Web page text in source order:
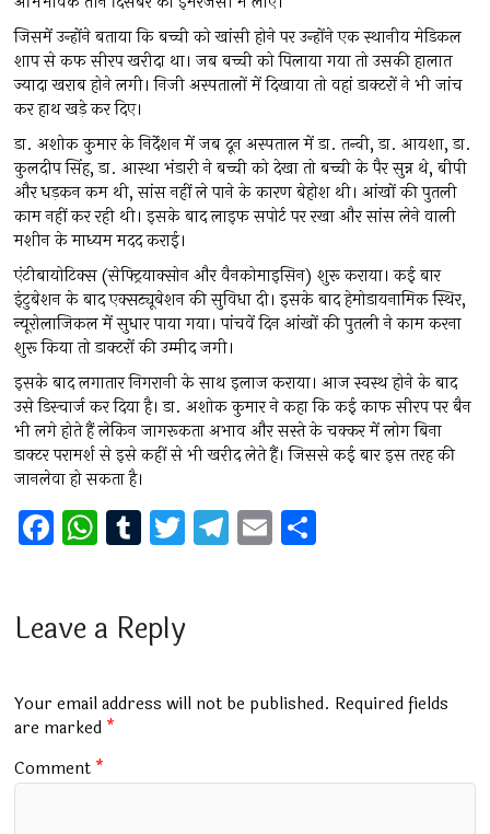
जिसमें उन्होंने बताया कि बच्ची को खांसी होने पर उन्होंने एक स्थानीय मेडिकल
शाप से कफ सीरप खरीदा था। जब बच्ची को पिलाया गया तो उसकी हालात
ज्यादा खराब होने लगी। निजी अस्पतालों में दिखाया तो वहां डाक्टरों ने भी जांच
कर हाथ खड़े कर दिए।
डा. अशोक कुमार के निर्देशन में जब दून अस्पताल में डा. तन्वी, डा. आयशा, डा.
कुलदीप सिंह, डा. आस्था भंडारी ने बच्ची को देखा तो बच्ची के पैर सुन्न थे, बीपी
और धड़कन कम थी, सांस नहीं ले पाने के कारण बेहोश थी। आंखों की पुतली
काम नहीं कर रही थी। इसके बाद लाइफ सपोर्ट पर रखा और सांस लेने वाली
मशीन के माध्यम मदद कराई।
एंटीबायोटिक्स (सेफ्ट्रियाक्सोन और वैनकोमाइसिन) शुरू कराया। कई बार
इंटुबेशन के बाद एक्सट्यूबेशन की सुविधा दी। इसके बाद हेमोडायनामिक स्थिर,
न्यूरोलाजिकल में सुधार पाया गया। पांचवें दिन आंखों की पुतली ने काम करना
शुरू किया तो डाक्टरों की उम्मीद जगी।
इसके बाद लगातार निगरानी के साथ इलाज कराया। आज स्वस्थ होने के बाद
उसे डिस्चार्ज कर दिया है। डा. अशोक कुमार ने कहा कि कई काफ सीरप पर बैन
भी लगे होते हैं लेकिन जागरूकता अभाव और सस्ते के चक्कर में लोग बिना
डाक्टर परामर्श से इसे कहीं से भी खरीद लेते हैं। जिससे कई बार इस तरह की
जानलेवा हो सकता है।
F
a
b
o
k
W
h
s
p
p
T
u
bl
T
wi
er
T
el
m
E
m
Leave a Reply
Your email address will not be published. Required fields
are marked *
Comment *